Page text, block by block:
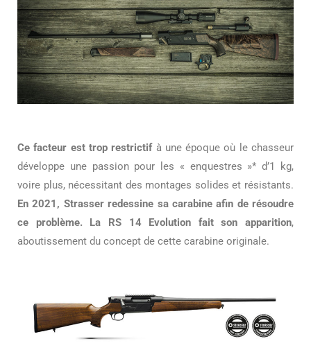
Ce facteur est trop restrictifà une époque où le chasseur
développe une passion pour les « enquestres »* d’1 kg,
voire plus, nécessitant des montages solides et résistants.
En 2021, Strasser redessine sa carabine afin de résoudre
ce problème. La RS 14 Evolution fait son apparition,
aboutissement du concept de cette carabine originale.